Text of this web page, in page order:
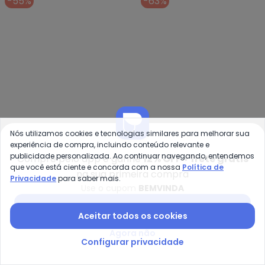
Malwee Kids - Vestido Rodado
Própria Magia (Azul)
MALWEE KIDS
R$ 40,45 R$ 89,90
Cotton Leve Rotativo
(Azul)
SELECT
R$ 21,99R$ 59,99
-70%
Compre pelo app e ganhe12% OFF + frete grátis
na sua primeira compra
Nós utilizamos cookies e tecnologias similares para melhorar sua
experiência de compra, incluindo conteúdo relevante e
publicidade personalizada. Ao continuar navegando, entendemos
que você está ciente e concorda com a nossa Política de
Privacidadepara saber mais.
Aceitar todos os cookies
Configurar privacidade